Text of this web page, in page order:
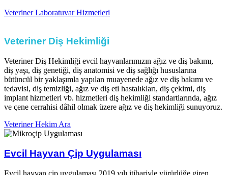
Veteriner Laboratuvar Hizmetleri​
Veteriner Diş Hekimliği​
Veteriner Diş Hekimliği evcil hayvanlarımızın ağız ve diş bakımı,
diş yaşı, diş genetiği, diş anatomisi ve diş sağlığı hususlarına
bütüncül bir yaklaşımla yapılan muayenede ağız ve diş bakımı ve
tedavisi, diş temizliği, ağız ve diş eti hastalıkları, diş çekimi, diş
implant hizmetleri vb. hizmetleri diş hekimliği standartlarında, ağız
ve çene cerrahisi dâhil olmak üzere ağız ve diş hekimliği sunuyoruz.​
Veteriner Hekim Ara
Evcil Hayvan Çip Uygulaması​
Evcil hayvan çip uygulaması 2019 yılı itibariyle yürürlüğe giren